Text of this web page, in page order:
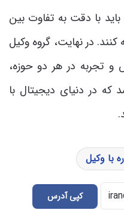
با دقت به تفاوت بین
در نهایت، گروه وکیل
و تجربه در هر دو حوزه،
که در دنیای دیجیتال با
با وکیل
کپی آدرس